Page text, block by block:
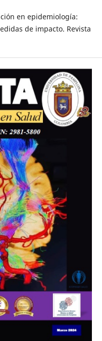
en epidemiología:
de impacto. Revista